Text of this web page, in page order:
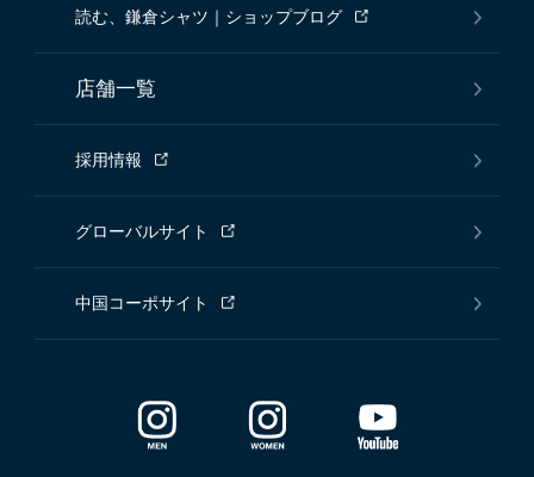
読む、鎌倉シャツ｜ショップブログ
店舗一覧
採用情報
グローバルサイト
中国コーポサイト